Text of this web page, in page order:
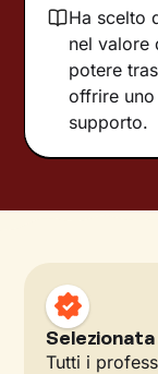
Ha scelto
nel valore
potere
offrire
supporto.
Tutti i